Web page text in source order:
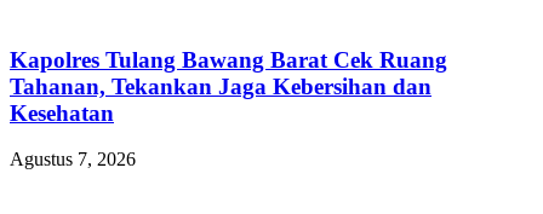
Kapolres Tulang Bawang Barat Cek Ruang
Tahanan, Tekankan Jaga Kebersihan dan
Kesehatan
Agustus 7, 2026